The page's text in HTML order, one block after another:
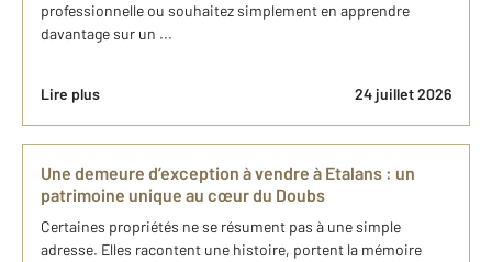
professionnelle ou souhaitez simplement en apprendre
davantage sur un ...
Lire plus 24 juillet 2026
Une demeure d’exception à vendre à Etalans : un
patrimoine unique au cœur du Doubs
Certaines propriétés ne se résument pas à une simple
adresse. Elles racontent une histoire, portent la mémoire